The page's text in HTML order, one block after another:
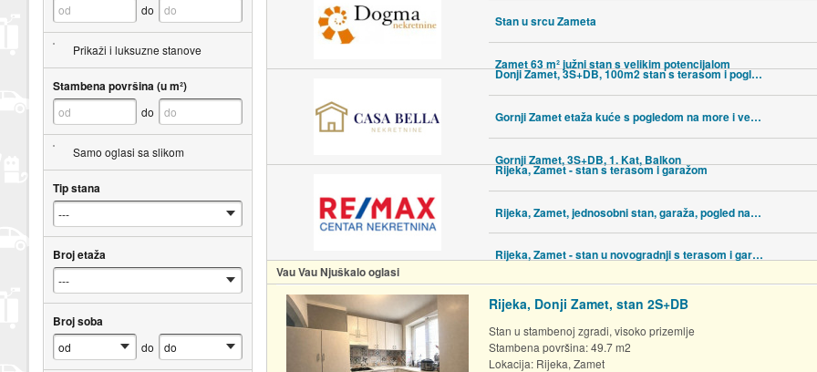
Stan u srcu Zameta
Zamet 63 m² južni stan s velikim potencijalom
Donji Zamet, 3S+DB, 100m2 stan s terasom i pogledom, na iznimnoj lokac
Gornji Zamet etaža kuće s pogledom na more i velikim potencijalom
Gornji Zamet, 3S+DB, 1. Kat, Balkon
Rijeka, Zamet - stan s terasom i garažom
Rijeka, Zamet, jednosobni stan, garaža, pogled na more
Rijeka, Zamet - stan u novogradnji s terasom i garažom
Vau Vau Njuškalo oglasi
Rijeka, Donji Zamet, stan 2S+DB
Stan u stambenoj zgradi, visoko prizemlje
Stambena površina: 49.7 m2
Lokacija: Rijeka, Zamet
do
Prikaži i luksuzne stanove
Stambena površina (u m²)
do
Samo oglasi sa slikom
Tip stana
Broj etaža
Broj soba
do